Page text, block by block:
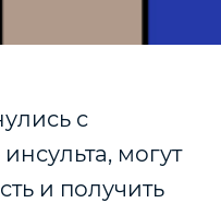
с
могут
и получить